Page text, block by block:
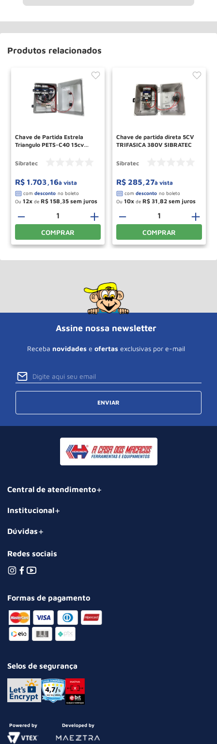
Produtos relacionados
Chave de Partida Estrela
Triangulo PETS-C40 15cv
SIBRATEC
Sibratec
R$ 1.703,16à vista
Ou 12 de R$ 158 35
＋
－
COMPRAR
Chave de partida direta 5CV
TRIFASICA 380V SIBRATEC
Sibratec
R$ 285,27à vista
Ou 10 de R$ 31 82
＋
－
COMPRAR
Assine nossa newsletter
Receba novidades e ofertas exclusivas por e-mail
ENVIAR
Central de atendimento
Institucional
Dúvidas
Redes sociais
Formas de pagamento
Selos de segurança
Powered by Developed by